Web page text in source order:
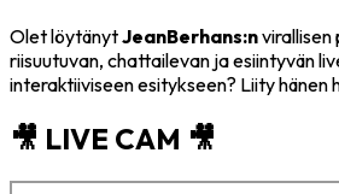
Olet löytänytJeanBerhans:nvirallisen
riisuutuvan, chattailevan ja esiintyvän
interaktiiviseen esitykseen? Liity hänen
🎥 LIVE CAM 🎥